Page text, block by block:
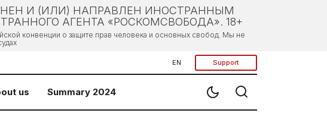
И (ИЛИ) НАПРАВЛЕН ИНОСТРАННЫМ
АГЕНТА «РОСКОМСВОБОДА». 18+
конвенции о защите прав человека и основных свобод. Мы не
EN Support
us Summary 2024